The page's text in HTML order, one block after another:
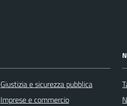
Giustizia e sicurezza pubblica
Imprese e commercio